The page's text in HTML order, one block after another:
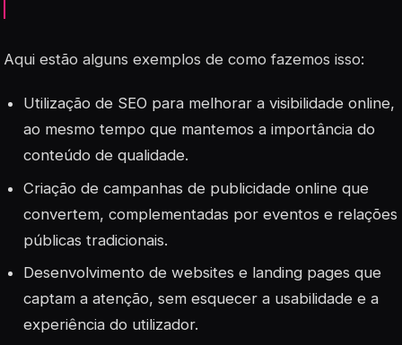
Aqui estão alguns exemplos de como fazemos isso:
Utilização de SEO para melhorar a visibilidade online,
ao mesmo tempo que mantemos a importância do
conteúdo de qualidade.
Criação de campanhas de publicidade online que
convertem, complementadas por eventos e relações
públicas tradicionais.
Desenvolvimento de websites e landing pages que
captam a atenção, sem esquecer a usabilidade e a
experiência do utilizador.